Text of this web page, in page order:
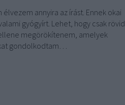
annyira az írást. Ennek okai
gyógyírt. Lehet, hogy csak rövid
megörökítenem, amelyek
gondolkodtam…